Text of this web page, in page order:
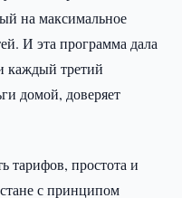
на максимальное
И эта программа дала
каждый третий
домой, доверяет
тарифов, простота и
с принципом